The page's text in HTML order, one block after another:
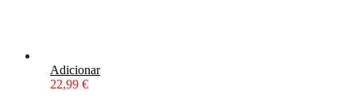
Adicionar
22,99 €